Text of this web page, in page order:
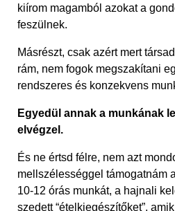
kiírom magamból azokat a
feszülnek.
Másrészt, csak azért mert
rám, nem fogok megszakítani
rendszeres és konzekvens
Egyedül annak a munkának
elvégzel.
És ne értsd félre, nem azt
mellszélességgel támogatnám
10-12 órás munkát, a hajnali
szedett “ételkiegészítőket”,